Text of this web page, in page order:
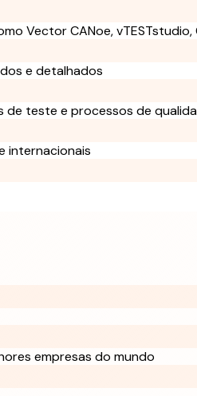
Vector CANoe, vTESTstudio,
e detalhados
de teste e processos de
internacionais
empresas do mundo